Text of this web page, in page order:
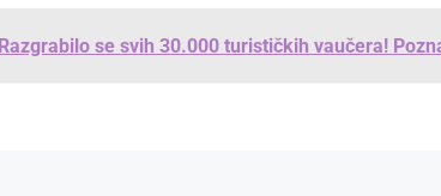
Razgrabilo se svih 30.000 turističkih vaučera!